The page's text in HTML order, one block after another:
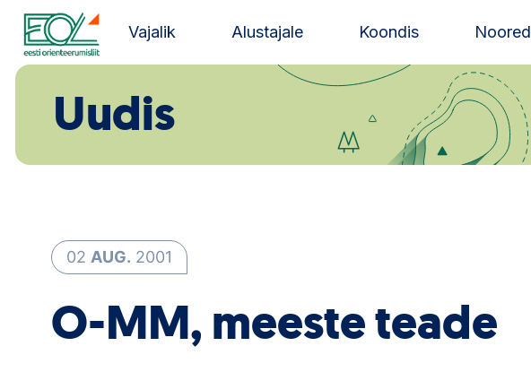
Liigu
juurde
Estonian Orienteering Federation
Vajalik Alustajale Koondis Noored
Uudis
02 AUG. 2001
O-MM, meeste teade